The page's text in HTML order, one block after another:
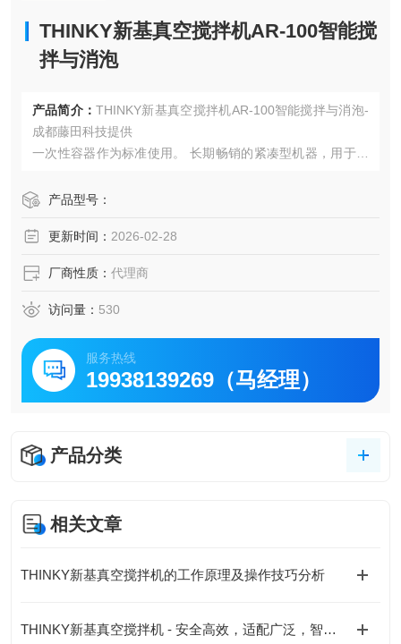
THINKY新基真空搅拌机AR-100智能搅
拌与消泡
产品简介： THINKY新基真空搅拌机AR-100智能搅拌与消泡-
成都藤田科技提供
一次性容器作为标准使用。 长期畅销的紧凑型机器，用于研
旋转和旋转混合器
产品型号：
更新时间： 2026-02-28
厂商性质： 代理商
访问量： 530
服务热线
19938139269（马经理）
产品分类
相关文章
THINKY新基真空搅拌机的工作原理及操作技巧分析
THINKY新基真空搅拌机 - 安全高效，适配广泛，智能监控